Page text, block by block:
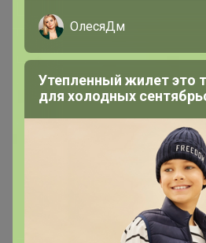
ОлесяДм
Утепленный жилет это
для холодных